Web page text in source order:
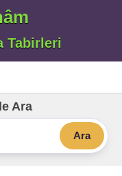
Tabirleri
Ara
Ara